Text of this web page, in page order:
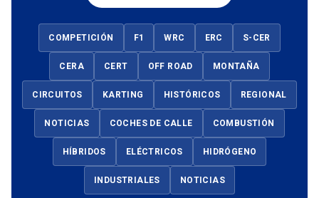
COMPETICIÓN F1 WRC ERC S-CER
CERA CERT OFF ROAD MONTAÑA
CIRCUITOS KARTING HISTÓRICOS REGIONAL
NOTICIAS COCHES DE CALLE COMBUSTIÓN
HÍBRIDOS ELÉCTRICOS HIDRÓGENO
INDUSTRIALES NOTICIAS